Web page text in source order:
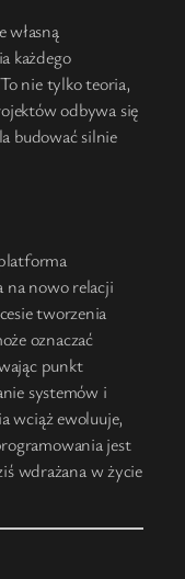
każdego
nie tylko teoria,
odbywa się
budować silnie
na nowo relacji
tworzenia
oznaczać
punkt
systemów i
wciąż ewoluuje,
jest
wdrażana w życie